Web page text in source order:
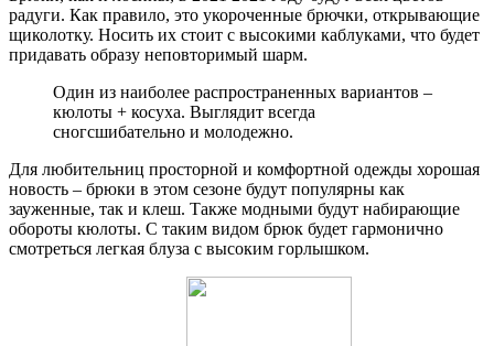
радуги. Как правило, это укороченные брючки, открывающие
щиколотку. Носить их стоит с высокими каблуками, что будет
придавать образу неповторимый шарм.
Один из наиболее распространенных вариантов –
кюлоты + косуха. Выглядит всегда
сногсшибательно и молодежно.
Для любительниц просторной и комфортной одежды хорошая
новость – брюки в этом сезоне будут популярны как
зауженные, так и клеш. Также модными будут набирающие
обороты кюлоты. С таким видом брюк будет гармонично
смотреться легкая блуза с высоким горлышком.